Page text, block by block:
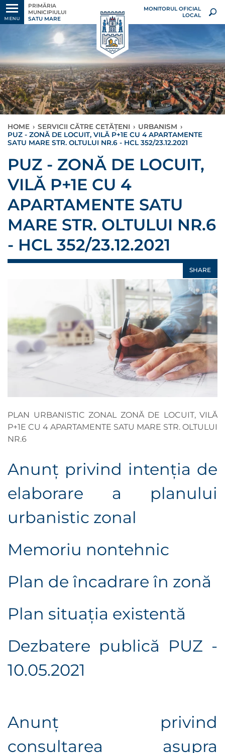
MENU
PRIMĂRIA
MUNICIPIULUI
SATU MARE
MONITORUL OFICIAL
LOCAL
HOME › SERVICII CĂTRE CETĂȚENI › URBANISM ›
PUZ - ZONĂ DE LOCUIT, VILĂ P+1E CU 4 APARTAMENTE
SATU MARE STR. OLTULUI NR.6 - HCL 352/23.12.2021
PUZ - ZONĂ DE LOCUIT,
VILĂ P+1E CU 4
APARTAMENTE SATU
MARE STR. OLTULUI NR.6
- HCL 352/23.12.2021
SHARE
PLAN URBANISTIC ZONAL ZONĂ DE LOCUIT, VILĂ
P+1E CU 4 APARTAMENTE SATU MARE STR. OLTULUI
NR.6
Anunţ privind intenţia de
elaborare a planului
urbanistic zonal
Memoriu nontehnic
Plan de încadrare în zonă
Plan situaţia existentă
Dezbatere publică PUZ -
10.05.2021
Anunţ privind
consultarea asupra